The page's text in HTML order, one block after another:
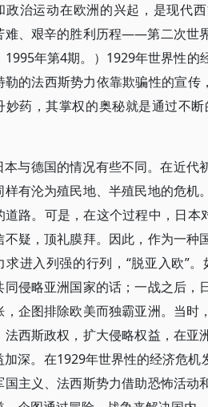
政治运动在欧洲的兴起，是现代
难、艰辛的胜利历程——第二次世
1995年第4期。）1929年世界性
勒的法西斯势力依靠欺骗性的宣传
妙药，其掌权的奥秘就是通过不
本与德国的情况有些不同。在近代
样有沦为殖民地、半殖民地的危机
道路。可是，在这个过程中，日本
不疑，顶礼膜拜。因此，作为一
求进入列强的行列，“脱亚入欧”
同侵略亚洲国家的话；一战之后，
，企图排除欧美而独霸亚洲。当时
法西斯政权，扩大侵略权益，在
加深。在1929年世界性的经济危
国主义、法西斯势力借助恐怖活